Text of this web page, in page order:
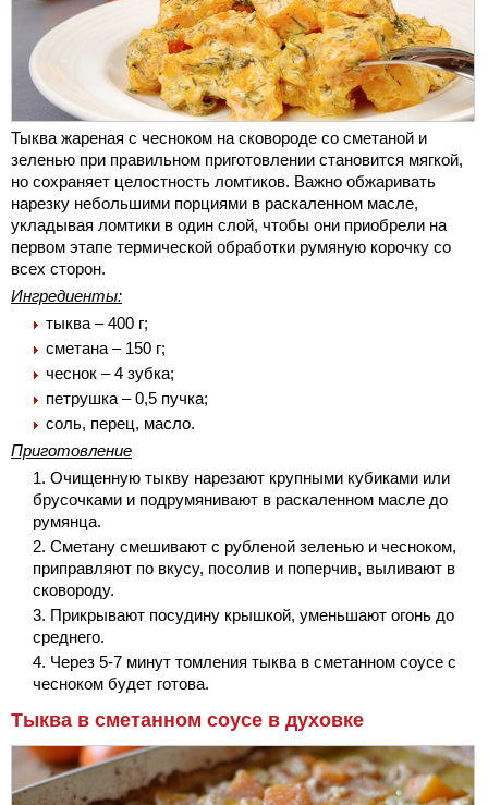
Тыква жареная с чесноком на сковороде со сметаной и
зеленью при правильном приготовлении становится мягкой,
но сохраняет целостность ломтиков. Важно обжаривать
нарезку небольшими порциями в раскаленном масле,
укладывая ломтики в один слой, чтобы они приобрели на
первом этапе термической обработки румяную корочку со
всех сторон.
Ингредиенты:
тыква – 400 г;
сметана – 150 г;
чеснок – 4 зубка;
петрушка – 0,5 пучка;
соль, перец, масло.
Приготовление
Очищенную тыкву нарезают крупными кубиками или
брусочками и подрумянивают в раскаленном масле до
румянца.
Сметану смешивают с рубленой зеленью и чесноком,
приправляют по вкусу, посолив и поперчив, выливают в
сковороду.
Прикрывают посудину крышкой, уменьшают огонь до
среднего.
Через 5-7 минут томления тыква в сметанном соусе с
чесноком будет готова.
Тыква в сметанном соусе в духовке